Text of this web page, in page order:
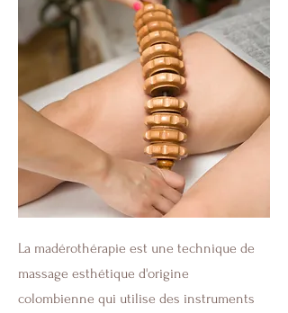
La madérothérapie est une technique de
massage esthétique d'origine
colombienne qui utilise des instruments